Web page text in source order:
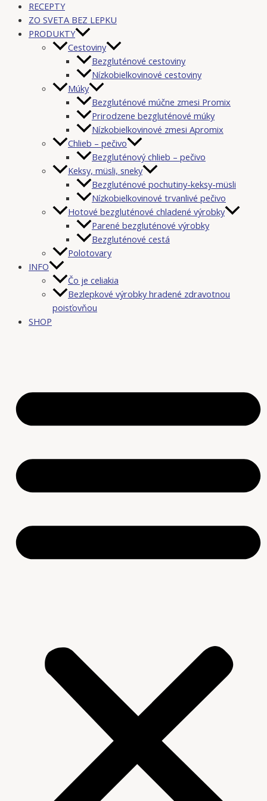
RECEPTY
ZO SVETA BEZ LEPKU
PRODUKTY
Cestoviny
Bezgluténové cestoviny
Nízkobielkovinové cestoviny
Múky
Bezgluténové múčne zmesi Promix
Prirodzene bezgluténové múky
Nízkobielkovinové zmesi Apromix
Chlieb – pečivo
Bezgluténový chlieb – pečivo
Keksy, müsli, sneky
Bezgluténové pochutiny-keksy-müsli
Nízkobielkovinové trvanlivé pečivo
Hotové bezgluténové chladené výrobky
Parené bezgluténové výrobky
Bezgluténové cestá
Polotovary
INFO
Čo je celiakia
Bezlepkové výrobky hradené zdravotnou
poisťovňou
SHOP